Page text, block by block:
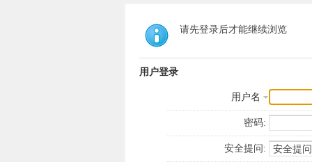
请先登录后才能继续浏览
用户登录
用户名
密码:
安全提问: